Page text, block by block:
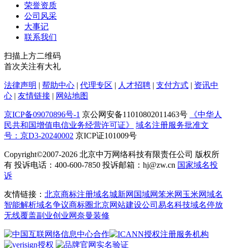
荣誉资质
公司风采
大事记
联系我们
扫描上方二维码
首次关注有大礼
法律声明 | 帮助中心 | 代理专区 | 人才招聘 | 支付方式 | 资讯中
心 | 友情链接 | 网站地图
京ICP备09070896号-1 京公网安备11010802011463号
《中华人
民共和国增值电信业务经营许可证》
域名注册服务批准文
号：京D3-20240002 京ICP证101009号
Copyright©2007-2026 北京中万网络科技有限责任公司 版权所
有 投诉电话：400-600-7850 投诉邮箱：hj@zw.cn 国家域名投
诉
友情链接： 北京商标注册域名城新网 国域网笨米网 玉米网域名
智能解析域名争议商标圈北京网站建设公司 易名科技域名停放
无线覆盖副业创业网奈曼装修